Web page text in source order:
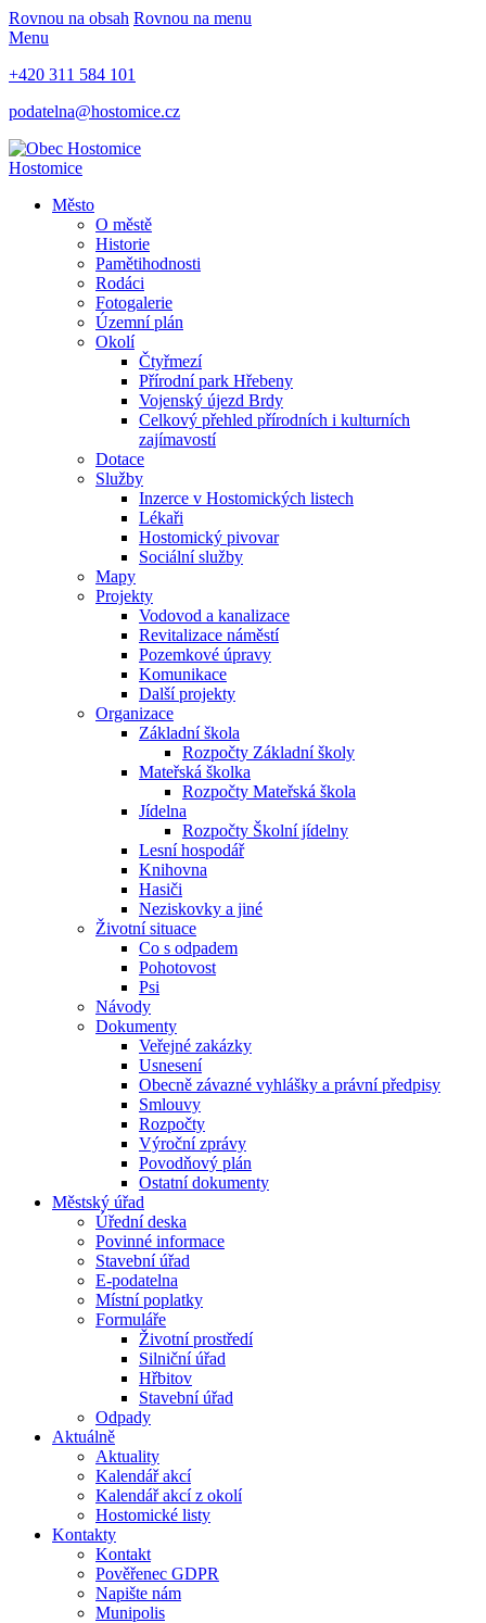
Rovnou na obsah Rovnou na menu
Menu
+420 311 584 101
podatelna@hostomice.cz
Hostomice
Město
O městě
Historie
Pamětihodnosti
Rodáci
Fotogalerie
Územní plán
Okolí
Čtyřmezí
Přírodní park Hřebeny
Vojenský újezd Brdy
Celkový přehled přírodních i kulturních
zajímavostí
Dotace
Služby
Inzerce v Hostomických listech
Lékaři
Hostomický pivovar
Sociální služby
Mapy
Projekty
Vodovod a kanalizace
Revitalizace náměstí
Pozemkové úpravy
Komunikace
Další projekty
Organizace
Základní škola
Rozpočty Základní školy
Mateřská školka
Rozpočty Mateřská škola
Jídelna
Rozpočty Školní jídelny
Lesní hospodář
Knihovna
Hasiči
Neziskovky a jiné
Životní situace
Co s odpadem
Pohotovost
Psi
Návody
Dokumenty
Veřejné zakázky
Usnesení
Obecně závazné vyhlášky a právní předpisy
Smlouvy
Rozpočty
Výroční zprávy
Povodňový plán
Ostatní dokumenty
Městský úřad
Úřední deska
Povinné informace
Stavební úřad
E-podatelna
Místní poplatky
Formuláře
Životní prostředí
Silniční úřad
Hřbitov
Stavební úřad
Odpady
Aktuálně
Aktuality
Kalendář akcí
Kalendář akcí z okolí
Hostomické listy
Kontakty
Kontakt
Pověřenec GDPR
Napište nám
Munipolis